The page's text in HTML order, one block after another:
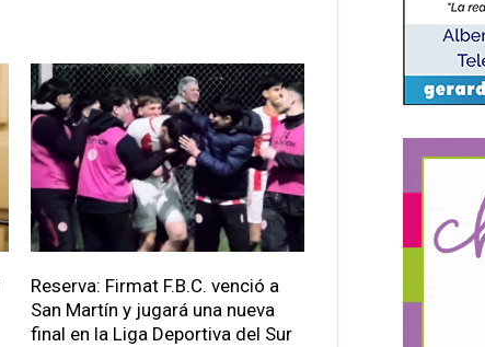
Reserva: Firmat F.B.C. venció a
San Martín y jugará una nueva
final en la Liga Deportiva del Sur